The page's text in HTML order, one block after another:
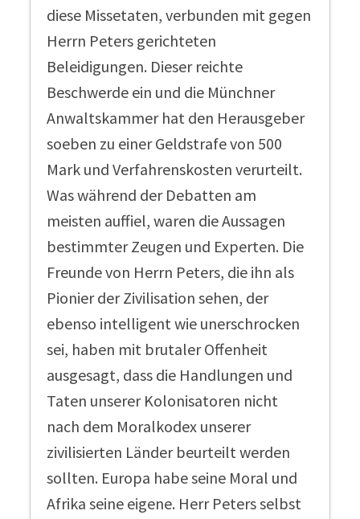
diese Missetaten, verbunden mit gegen
Herrn Peters gerichteten
Beleidigungen. Dieser reichte
Beschwerde ein und die Münchner
Anwaltskammer hat den Herausgeber
soeben zu einer Geldstrafe von 500
Mark und Verfahrenskosten verurteilt.
Was während der Debatten am
meisten auffiel, waren die Aussagen
bestimmter Zeugen und Experten. Die
Freunde von Herrn Peters, die ihn als
Pionier der Zivilisation sehen, der
ebenso intelligent wie unerschrocken
sei, haben mit brutaler Offenheit
ausgesagt, dass die Handlungen und
Taten unserer Kolonisatoren nicht
nach dem Moralkodex unserer
zivilisierten Länder beurteilt werden
sollten. Europa habe seine Moral und
Afrika seine eigene. Herr Peters selbst